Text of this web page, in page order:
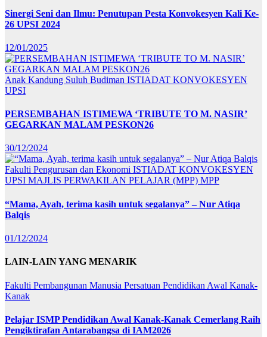
Sinergi Seni dan Ilmu: Penutupan Pesta Konvokesyen Kali Ke-
26 UPSI 2024
12/01/2025
Anak Kandung Suluh Budiman ISTIADAT KONVOKESYEN
UPSI
PERSEMBAHAN ISTIMEWA ‘TRIBUTE TO M. NASIR’
GEGARKAN MALAM PESKON26
30/12/2024
Fakulti Pengurusan dan Ekonomi ISTIADAT KONVOKESYEN
UPSI MAJLIS PERWAKILAN PELAJAR (MPP) MPP
“Mama, Ayah, terima kasih untuk segalanya” – Nur Atiqa
Balqis
01/12/2024
LAIN-LAIN YANG MENARIK
Fakulti Pembangunan Manusia Persatuan Pendidikan Awal Kanak-
Kanak
Pelajar ISMP Pendidikan Awal Kanak-Kanak Cemerlang Raih
Pengiktirafan Antarabangsa di IAM2026